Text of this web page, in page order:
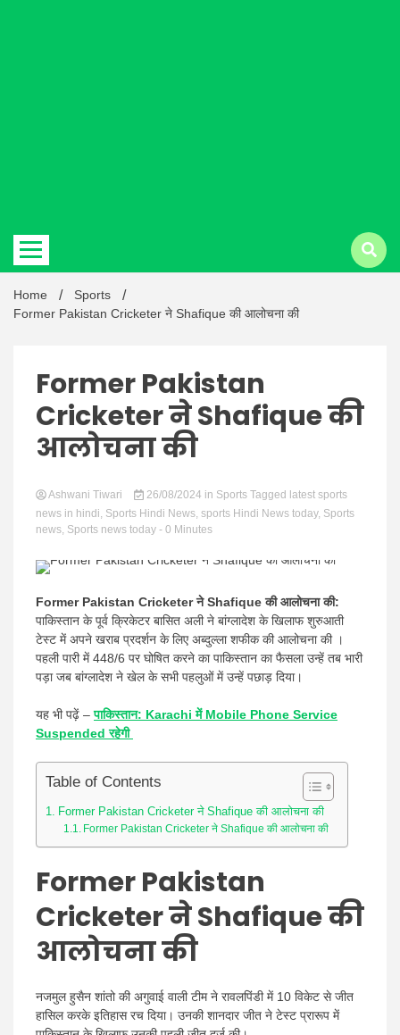
Latest
Hindi
News
Home
Sports
Former Pakistan Cricketer ने Shafique की आलोचना की
Former Pakistan
Cricketer ने Shafique की
आलोचना की
Ashwani Tiwari 26/08/2024 in Sports Tagged latest sports
news in hindi, Sports Hindi News, sports Hindi News today, Sports
news, Sports news today - 0 Minutes
Former Pakistan Cricketer ने Shafique की आलोचना की:
पाकिस्तान के पूर्व क्रिकेटर बासित अली ने बांग्लादेश के खिलाफ शुरुआती
टेस्ट में अपने खराब प्रदर्शन के लिए अब्दुल्ला शफीक कीआलोचना की ।
पहली पारी में 448/6 पर घोषित करने का पाकिस्तान का फैसला उन्हें तब भारी
पड़ा जब बांग्लादेश ने खेल के सभी पहलुओं में उन्हें पछाड़ दिया।
यह भी पढ़ें –पाकिस्तान: Karachi में Mobile Phone Service
Suspended रहेगी
Table of Contents
Former Pakistan Cricketer ने Shafique की आलोचना की
Former Pakistan Cricketer ने Shafique की आलोचना की
Former Pakistan
Cricketer ने Shafique की
आलोचना की
नजमुलहुसैन शांतो की अगुवाई वाली टीम ने रावलपिंडी में 10 विकेट से जीत
हासिल करके इतिहास रच दिया। उनकी शानदार जीत ने टेस्ट प्रारूप में